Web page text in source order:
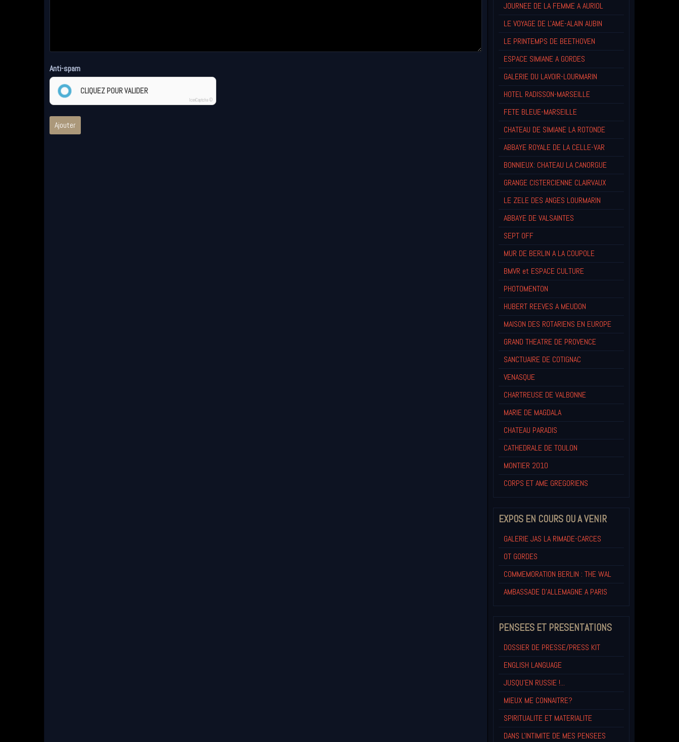
Anti-spam
CLIQUEZ POUR VALIDER
IconCaptcha ©
Ajouter
JOURNEE DE LA FEMME A AURIOL
LE VOYAGE DE L'AME-ALAIN AUBIN
LE PRINTEMPS DE BEETHOVEN
ESPACE SIMIANE A GORDES
GALERIE DU LAVOIR-LOURMARIN
HOTEL RADISSON-MARSEILLE
FETE BLEUE-MARSEILLE
CHATEAU DE SIMIANE LA ROTONDE
ABBAYE ROYALE DE LA CELLE-VAR
BONNIEUX: CHATEAU LA CANORGUE
GRANGE CISTERCIENNE CLAIRVAUX
LE ZELE DES ANGES LOURMARIN
ABBAYE DE VALSAINTES
SEPT OFF
MUR DE BERLIN A LA COUPOLE
BMVR et ESPACE CULTURE
PHOTOMENTON
HUBERT REEVES A MEUDON
MAISON DES ROTARIENS EN EUROPE
GRAND THEATRE DE PROVENCE
SANCTUAIRE DE COTIGNAC
VENASQUE
CHARTREUSE DE VALBONNE
MARIE DE MAGDALA
CHATEAU PARADIS
CATHEDRALE DE TOULON
MONTIER 2010
CORPS ET AME GREGORIENS
EXPOS EN COURS OU A VENIR
GALERIE JAS LA RIMADE-CARCES
OT GORDES
COMMEMORATION BERLIN : THE WAL
AMBASSADE D'ALLEMAGNE A PARIS
PENSEES ET PRESENTATIONS
DOSSIER DE PRESSE/PRESS KIT
ENGLISH LANGUAGE
JUSQU'EN RUSSIE !...
MIEUX ME CONNAITRE?
SPIRITUALITE ET MATERIALITE
DANS L'INTIMITE DE MES PENSEES